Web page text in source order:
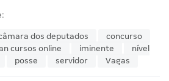
dos deputados
concurso
cursos online iminente
nível
posse servidor Vagas